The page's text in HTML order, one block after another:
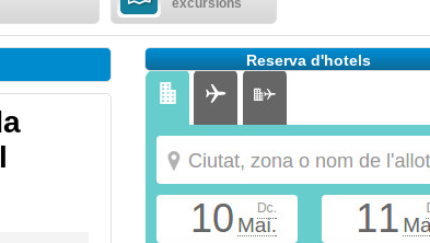
excursions
Reserva d'hotels